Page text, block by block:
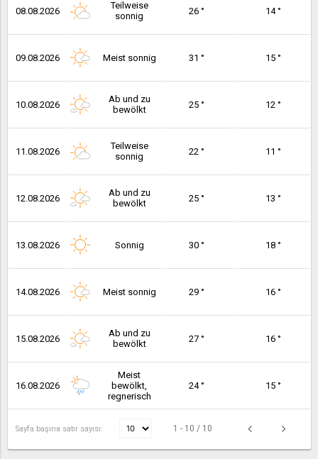
08.08.2026
Teilweise
sonnig
26 ° 14 °
09.08.2026 Meist sonnig 31 ° 15 °
10.08.2026
Ab und zu
bewölkt
25 ° 12 °
11.08.2026
Teilweise
sonnig
22 ° 11 °
12.08.2026
Ab und zu
bewölkt
25 ° 13 °
13.08.2026 Sonnig 30 ° 18 °
14.08.2026 Meist sonnig 29 ° 16 °
15.08.2026
Ab und zu
bewölkt
27 ° 16 °
16.08.2026
Meist
bewölkt,
regnerisch
24 ° 15 °
Sayfa başına satır sayısı: 1 - 10 / 10